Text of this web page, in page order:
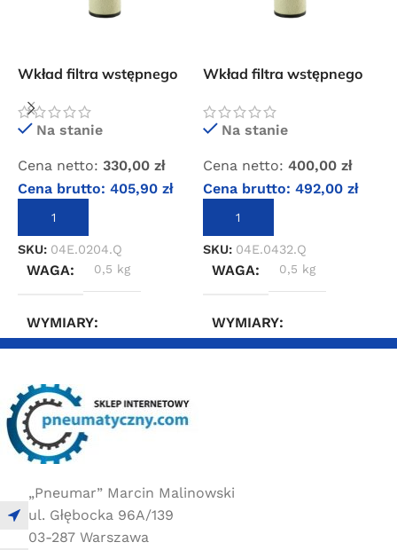
Wkład filtra wstępnego
Na stanie
Cena netto: 330,00 zł
Cena brutto: 405,90 zł
DODAJ DO KOSZYKA
SKU: 04E.0204.Q
WAGA 0,5 kg
WYMIARY
Wkład filtra wstępnego
Na stanie
Cena netto: 400,00 zł
Cena brutto: 492,00 zł
DODAJ DO KOSZYKA
SKU: 04E.0432.Q
WAGA 0,5 kg
WYMIARY
„Pneumar” Marcin Malinowski
ul. Głębocka 96A/139
03-287 Warszawa